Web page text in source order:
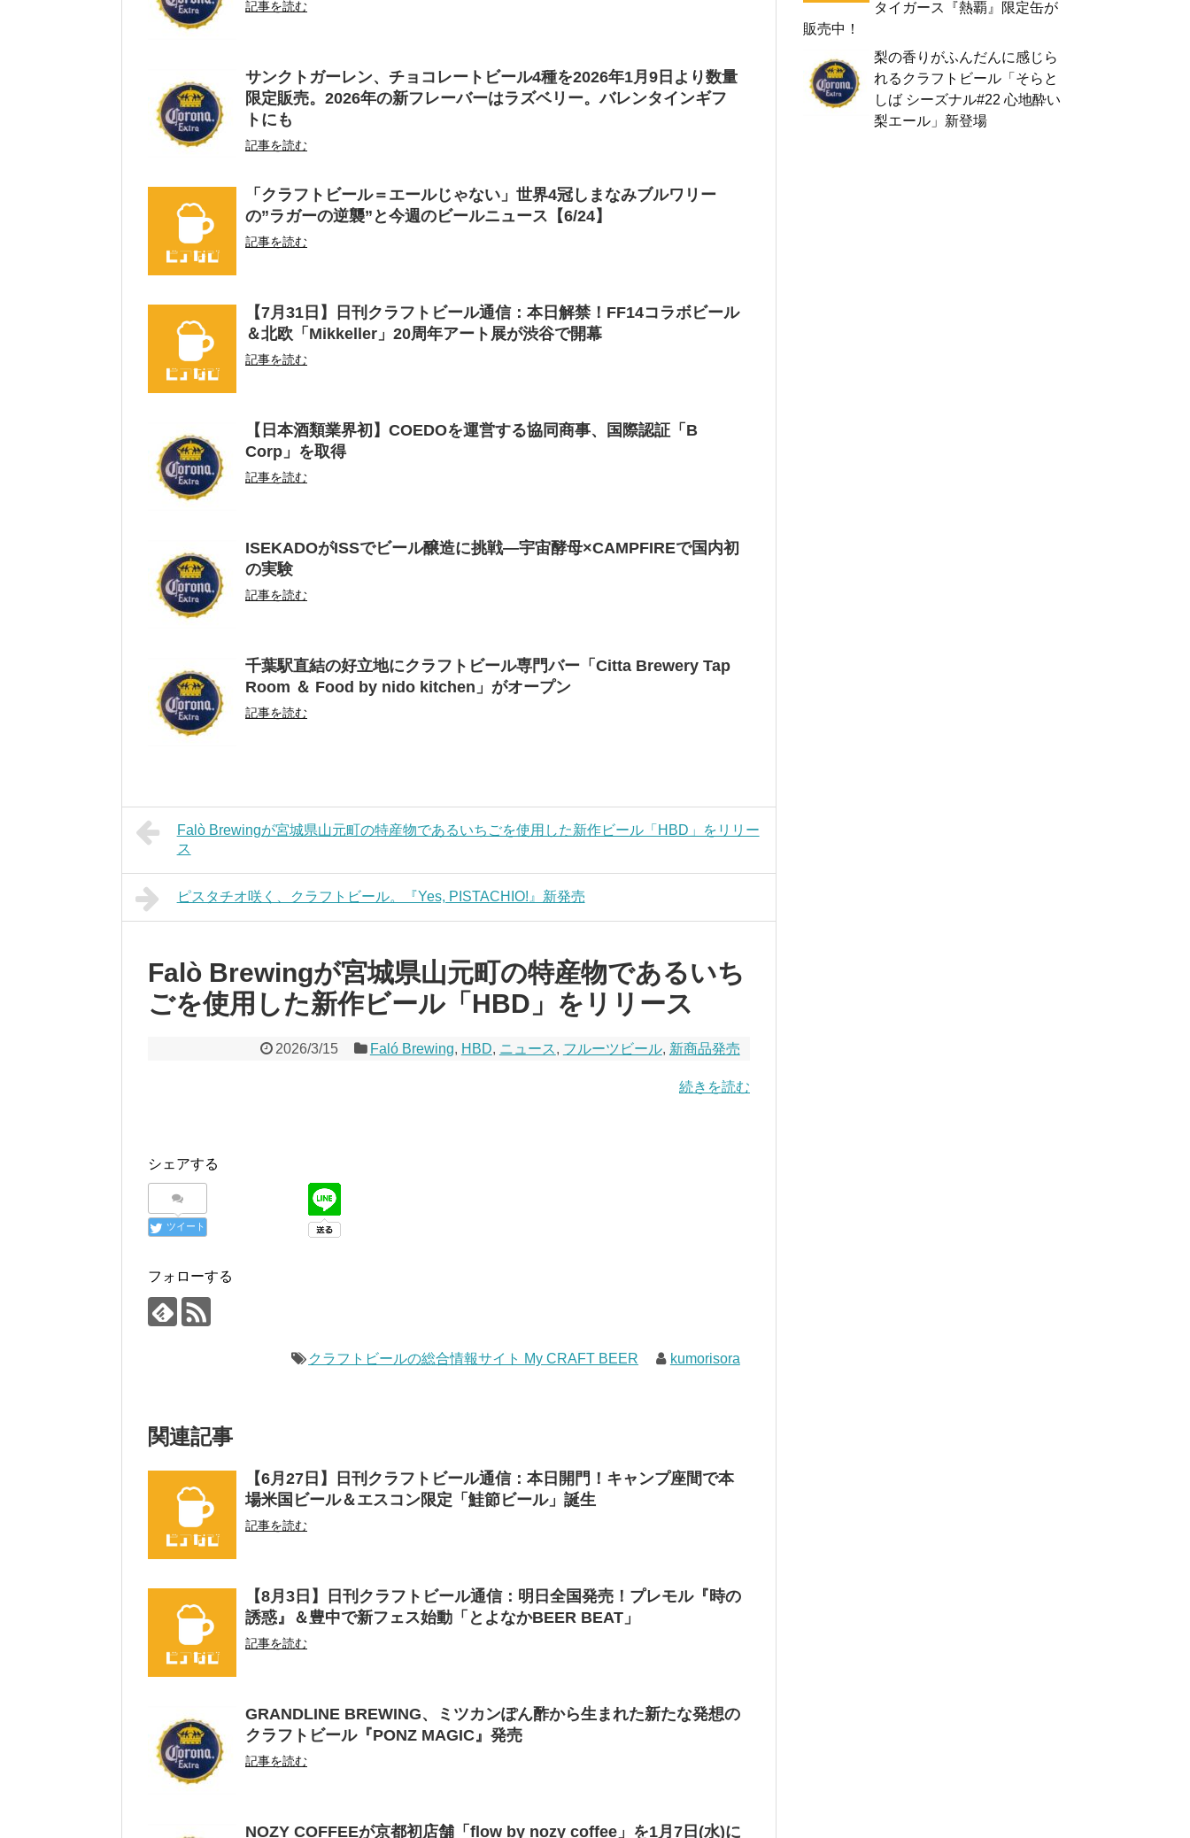
記事を読む
サンクトガーレン、チョコレートビール4種を2026年1月9日より数量
限定販売。2026年の新フレーバーはラズベリー。バレンタインギフ
トにも
記事を読む
「クラフトビール＝エールじゃない」世界4冠しまなみブルワリー
の”ラガーの逆襲”と今週のビールニュース【6/24】
記事を読む
【7月31日】日刊クラフトビール通信：本日解禁！FF14コラボビール
＆北欧「Mikkeller」20周年アート展が渋谷で開幕
記事を読む
【日本酒類業界初】COEDOを運営する協同商事、国際認証「B
Corp」を取得
記事を読む
ISEKADOがISSでビール醸造に挑戦—宇宙酵母×CAMPFIREで国内初
の実験
記事を読む
千葉駅直結の好立地にクラフトビール専門バー「Citta Brewery Tap
Room ＆ Food by nido kitchen」がオープン
記事を読む
Falò Brewingが宮城県山元町の特産物であるいちごを使用した新作ビール「HBD」をリリー
ス
ピスタチオ咲く、クラフトビール。『Yes, PISTACHIO!』新発売
Falò Brewingが宮城県山元町の特産物であるいち
ごを使用した新作ビール「HBD」をリリース
2026/3/15 Faló Brewing, HBD, ニュース, フルーツビール, 新商品発売
続きを読む
シェアする
ツイート
フォローする
クラフトビールの総合情報サイト My CRAFT BEER kumorisora
関連記事
【6月27日】日刊クラフトビール通信：本日開門！キャンプ座間で本
場米国ビール＆エスコン限定「鮭節ビール」誕生
記事を読む
【8月3日】日刊クラフトビール通信：明日全国発売！プレモル『時の
誘惑』＆豊中で新フェス始動「とよなかBEER BEAT」
記事を読む
GRANDLINE BREWING、ミツカンぽん酢から生まれた新たな発想の
クラフトビール『PONZ MAGIC』発売
記事を読む
NOZY COFFEEが京都初店舗「flow by nozy coffee」を1月7日(水)に
タイガース『熱覇』限定缶が
販売中！
梨の香りがふんだんに感じら
れるクラフトビール「そらと
しば シーズナル#22 心地酔い
梨エール」新登場